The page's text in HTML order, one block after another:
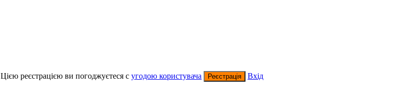
Цією реєстрацією ви погоджуєтеся c угодою користувача Реєстрація Вхід